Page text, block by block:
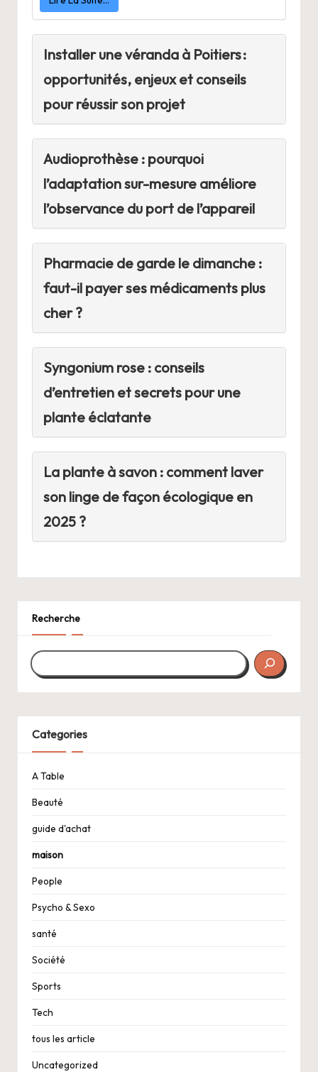
Installer une véranda à Poitiers :
opportunités, enjeux et conseils
pour réussir son projet
Audioprothèse : pourquoi
l’adaptation sur-mesure améliore
l’observance du port de l’appareil
Pharmacie de garde le dimanche :
faut-il payer ses médicaments plus
cher ?
Syngonium rose : conseils
d’entretien et secrets pour une
plante éclatante
La plante à savon : comment laver
son linge de façon écologique en
2025 ?
Recherche
Categories
A Table
Beauté
guide d'achat
maison
People
Psycho & Sexo
santé
Société
Sports
Tech
tous les article
Uncategorized